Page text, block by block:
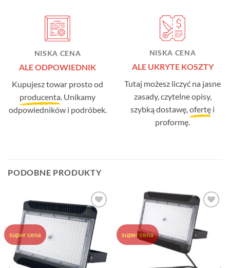
NISKA CENA
ALE ODPOWIEDNIK
Kupujesz towar prosto od
producenta. Unikamy
odpowiedników i podróbek.
NISKA CENA
ALE UKRYTE KOSZTY
Tutaj możesz liczyć na jasne
zasady, czytelne opisy,
szybką dostawę,ofertę i
proformę.
PODOBNE PRODUKTY
super cena
Dodaj do
ulubionych
super cena
Dodaj do
ulubionych